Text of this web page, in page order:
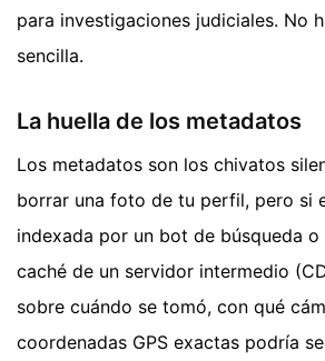
para investigaciones judiciales. No
sencilla.
La huella de los metadatos
Los metadatos son los chivatos
borrar una foto de tu perfil, pero si
indexada por un bot de búsqueda o
caché de un servidor intermedio
sobre cuándo se tomó, con qué
coordenadas GPS exactas podría